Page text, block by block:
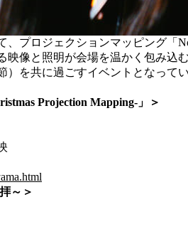
プロジェクションマッピング「
像と照明が会場を温かく包み
を共に過ごすイベントとなっ
Projection Mapping-」＞
～＞